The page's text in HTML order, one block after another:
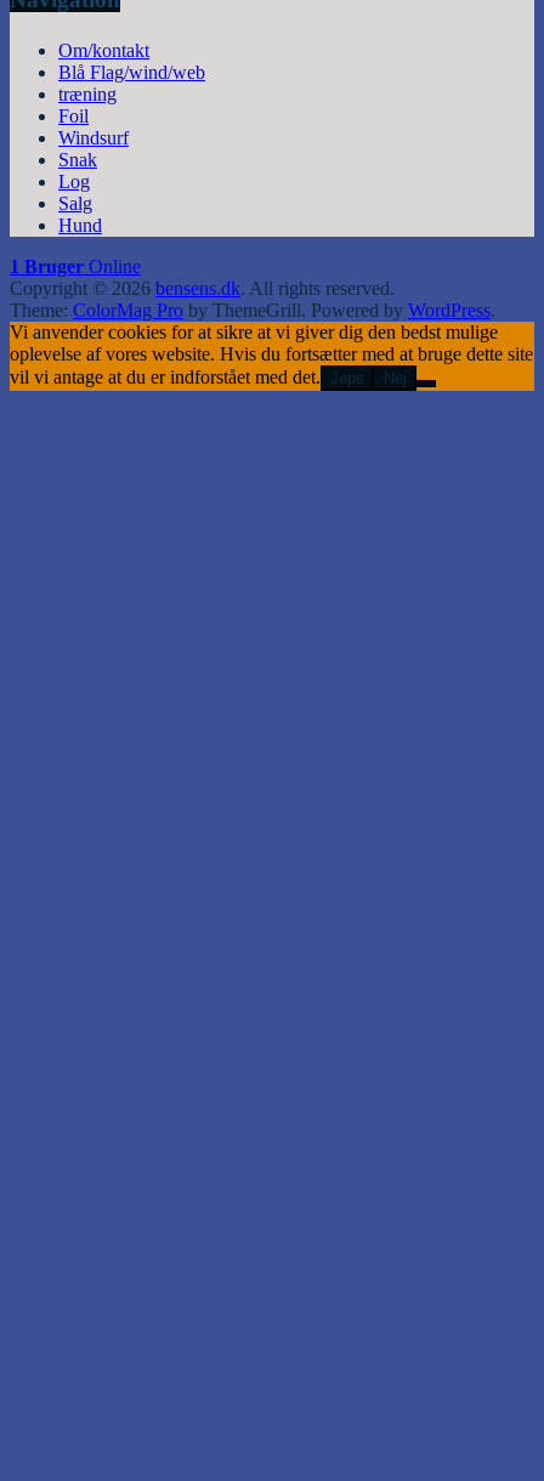
Om/kontakt
Blå Flag/wind/web
træning
Foil
Windsurf
Snak
Log
Salg
Hund
1 Bruger Online
Copyright © 2026 bensens.dk. All rights reserved.
Theme: ColorMag Pro by ThemeGrill. Powered by WordPress.
Vi anvender cookies for at sikre at vi giver dig den bedst mulige
oplevelse af vores website. Hvis du fortsætter med at bruge dette site
vil vi antage at du er indforstået med det. Jeps Nej